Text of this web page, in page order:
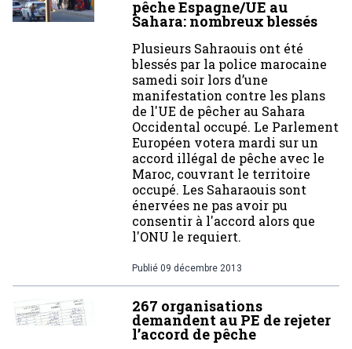
pêche Espagne/UE au
Sahara: nombreux blessés
Plusieurs Sahraouis ont été
blessés par la police marocaine
samedi soir lors d’une
manifestation contre les plans
de l'UE de pêcher au Sahara
Occidental occupé. Le Parlement
Européen votera mardi sur un
accord illégal de pêche avec le
Maroc, couvrant le territoire
occupé. Les Saharaouis sont
énervées ne pas avoir pu
consentir à l'accord alors que
l'ONU le requiert.
Publié 09 décembre 2013
267 organisations
demandent au PE de rejeter
l’accord de pêche